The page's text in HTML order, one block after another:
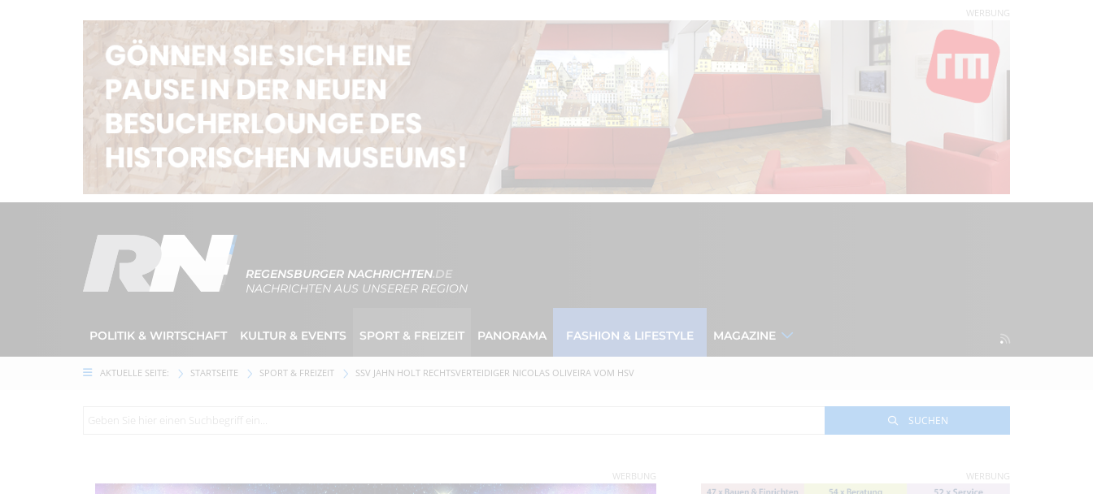
WERBUNG
REGENSBURGER NACHRICHTEN.DE
NACHRICHTEN AUS UNSERER REGION
POLITIK & WIRTSCHAFT KULTUR & EVENTS SPORT & FREIZEIT PANORAMA FASHION & LIFESTYLE MAGAZINE
AKTUELLE SEITE: STARTSEITE SPORT & FREIZEIT SSV JAHN HOLT RECHTSVERTEIDIGER NICOLAS OLIVEIRA VOM HSV
SUCHEN
WERBUNG WERBUNG